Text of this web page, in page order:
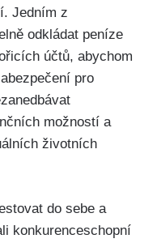
Jedním z
odkládat peníze
účtů, abychom
pro
možností a
životních
do sebe a
konkurenceschopní